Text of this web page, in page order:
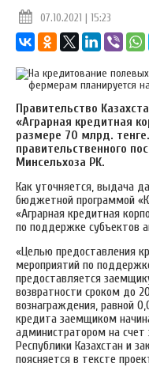
07.10.2021 | 15:23
Правительство
«Аграрная кредитная
размере 70 млрд.
правительственного
Минсельхоза РК.
Как уточняется, выдача
бюджетной программой
«Аграрная кредитная
по поддержке субъектов
«Целью предоставления
мероприятий по
предоставляется
возвратности сроком до
вознаграждения, равной
кредита заемщиком
администратором на счет
Республики Казахстан и
поясняется в тексте